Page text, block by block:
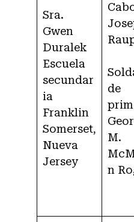
Sra.
Gwen
Duralek
Escuela
secundar
ia
Franklin
Somerset,
Nueva
Jersey
de
M.
n